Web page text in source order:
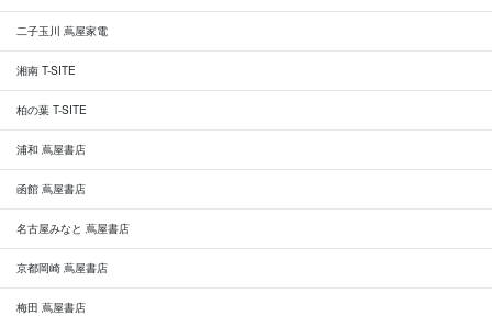
二子玉川 蔦屋家電
湘南 T-SITE
柏の葉 T-SITE
浦和 蔦屋書店
函館 蔦屋書店
名古屋みなと 蔦屋書店
京都岡崎 蔦屋書店
梅田 蔦屋書店